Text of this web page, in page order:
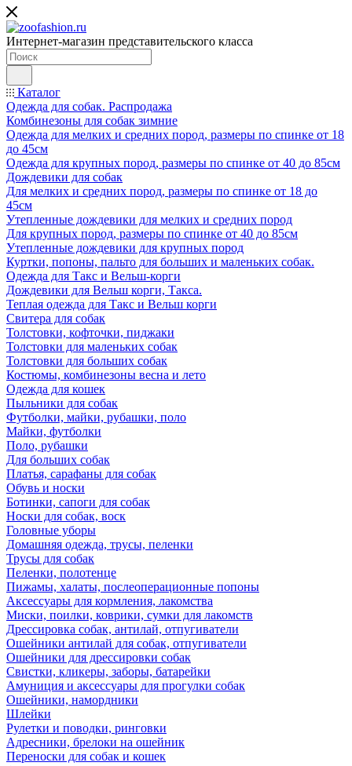
Интернет-магазин представительского класса
Каталог
Одежда для собак. Распродажа
Комбинезоны для собак зимние
Одежда для мелких и средних пород, размеры по спинке от 18
до 45см
Одежда для крупных пород, размеры по спинке от 40 до 85см
Дождевики для собак
Для мелких и средних пород, размеры по спинке от 18 до
45см
Утепленные дождевики для мелких и средних пород
Для крупных пород, размеры по спинке от 40 до 85см
Утепленные дождевики для крупных пород
Куртки, попоны, пальто для больших и маленьких собак.
Одежда для Такс и Вельш-корги
Дождевики для Вельш корги, Такса.
Теплая одежда для Такс и Вельш корги
Свитера для собак
Толстовки, кофточки, пиджаки
Толстовки для маленьких собак
Толстовки для больших собак
Костюмы, комбинезоны весна и лето
Одежда для кошек
Пыльники для собак
Футболки, майки, рубашки, поло
Майки, футболки
Поло, рубашки
Для больших собак
Платья, сарафаны для собак
Обувь и носки
Ботинки, сапоги для собак
Носки для собак, воск
Головные уборы
Домашняя одежда, трусы, пеленки
Трусы для собак
Пеленки, полотенце
Пижамы, халаты, послеоперационные попоны
Аксессуары для кормления, лакомства
Миски, поилки, коврики, сумки для лакомств
Дрессировка собак, антилай, отпугиватели
Ошейники антилай для собак, отпугиватели
Ошейники для дрессировки собак
Свистки, кликеры, заборы, батарейки
Амуниция и аксессуары для прогулки собак
Ошейники, намордники
Шлейки
Рулетки и поводки, ринговки
Адресники, брелоки на ошейник
Переноски для собак и кошек